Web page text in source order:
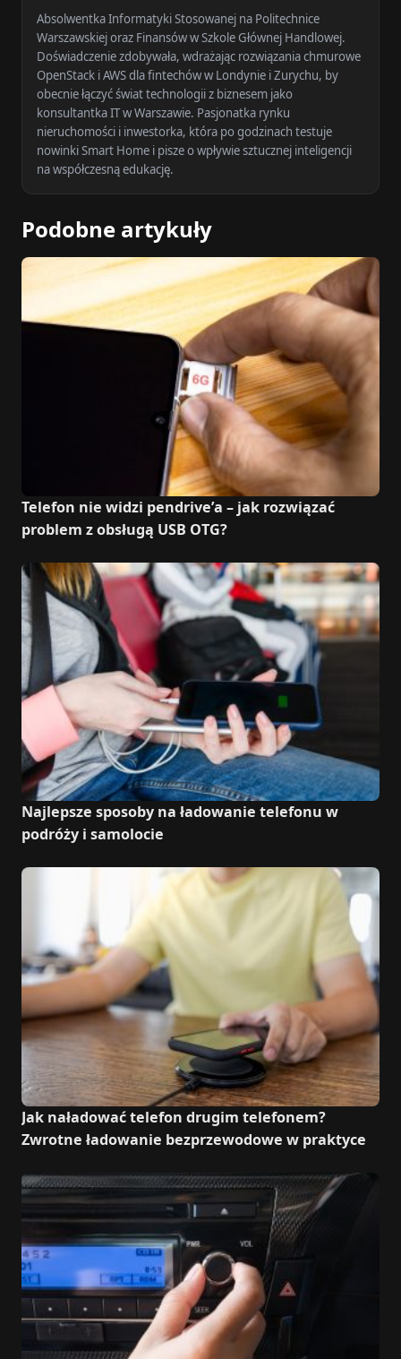
Absolwentka Informatyki Stosowanej na Politechnice
Warszawskiej oraz Finansów w Szkole Głównej Handlowej.
Doświadczenie zdobywała, wdrażając rozwiązania chmurowe
OpenStack i AWS dla fintechów w Londynie i Zurychu, by
obecnie łączyć świat technologii z biznesem jako
konsultantka IT w Warszawie. Pasjonatka rynku
nieruchomości i inwestorka, która po godzinach testuje
nowinki Smart Home i pisze o wpływie sztucznej inteligencji
na współczesną edukację.
Podobne artykuły
Telefon nie widzi pendrive’a – jak rozwiązać
problem z obsługą USB OTG?
Najlepsze sposoby na ładowanie telefonu w
podróży i samolocie
Jak naładować telefon drugim telefonem?
Zwrotne ładowanie bezprzewodowe w praktyce